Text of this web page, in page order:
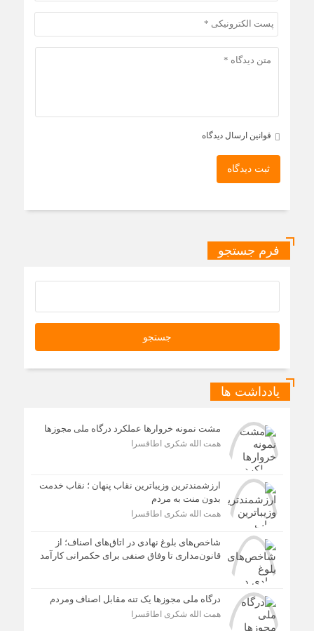
قوانین ارسال دیدگاه
ثبت دیدگاه
فرم جستجو
یادداشت ها
مشت نمونه خروارها عملکرد درگاه ملی مجوزها
همت الله شکری اطاقسرا
ارزشمندترین وزیباترین نقاب پنهان ؛ نقاب خدمت
بدون منت به مردم
همت الله شکری اطاقسرا
شاخص‌های بلوغ نهادی در اتاق‌های اصناف؛ از
قانون‌مداری تا وفاق صنفی برای حکمرانی کارآمد
درگاه ملی مجوزها یک تنه مقابل اصناف ومردم
همت الله شکری اطاقسرا